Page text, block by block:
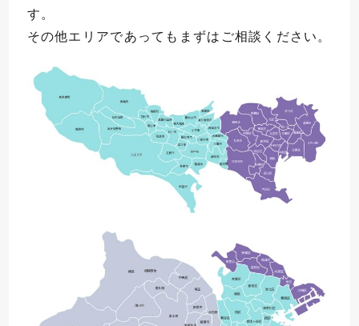
す。
その他エリアであってもまずはご相談ください。